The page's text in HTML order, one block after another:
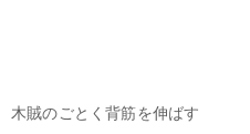
木賊のごとく背筋を伸ばす